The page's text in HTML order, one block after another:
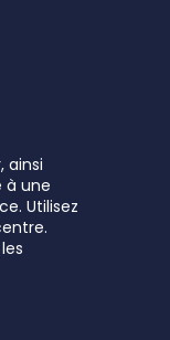
ainsi
à une
Utilisez